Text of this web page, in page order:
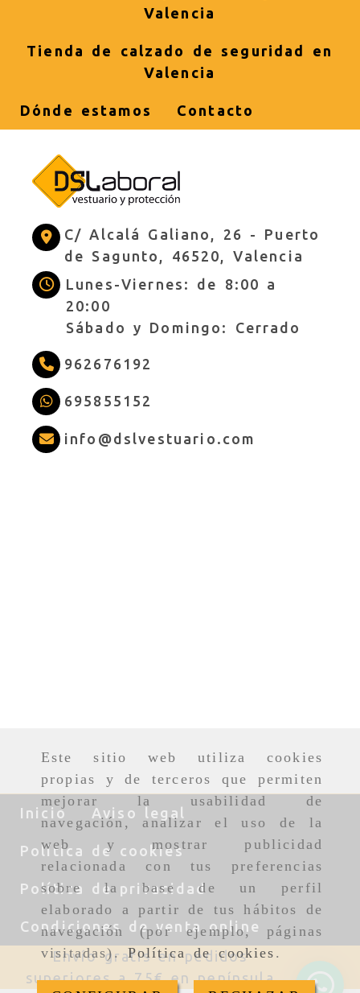
Este sitio web utiliza cookies
propias y de terceros que permiten
mejorar la usabilidad de
navegación, analizar el uso de la
web y mostrar publicidad
relacionada con tus preferencias
sobre la base de un perfil
elaborado a partir de tus hábitos de
navegación (por ejemplo, páginas
visitadas).Política de cookies .
Valencia
Tienda de calzado de seguridad en
Valencia
Dónde estamos Contacto
C/ Alcalá Galiano, 26 - Puerto
de Sagunto, 46520, Valencia
Lunes-Viernes: de 8:00 a
20:00
Sábado y Domingo: Cerrado
962676192
695855152
info dslvestuario.com
Inicio Aviso legal
Política de cookies
Política de privacidad
Condiciones de venta online
Envío gratis en pedidos
superiores a 120€ en Baleares